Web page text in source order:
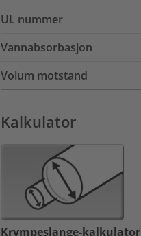
UL nummer
Vannabsorbasjon
Volum motstand
Kalkulator
Krympeslange-kalkulator